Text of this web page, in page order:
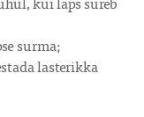
surma;
lasterikka